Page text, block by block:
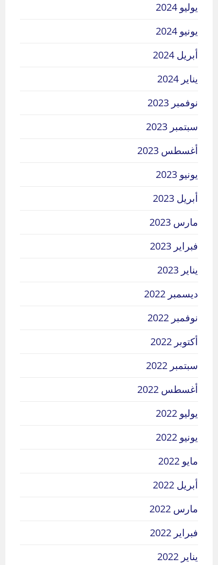
يوليو 2024
يونيو 2024
أبريل 2024
يناير 2024
نوفمبر 2023
سبتمبر 2023
أغسطس 2023
يونيو 2023
أبريل 2023
مارس 2023
فبراير 2023
يناير 2023
ديسمبر 2022
نوفمبر 2022
أكتوبر 2022
سبتمبر 2022
أغسطس 2022
يوليو 2022
يونيو 2022
مايو 2022
أبريل 2022
مارس 2022
فبراير 2022
يناير 2022